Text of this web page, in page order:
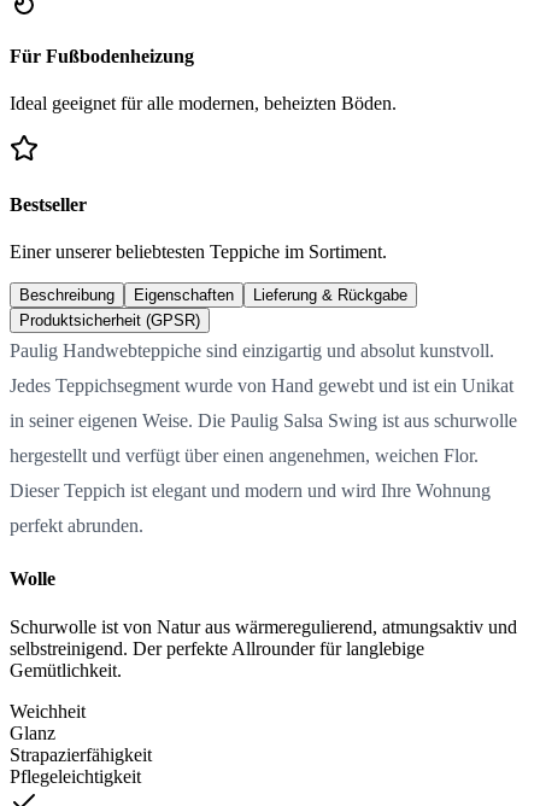
Für Fußbodenheizung
Ideal geeignet für alle modernen, beheizten Böden.
Bestseller
Einer unserer beliebtesten Teppiche im Sortiment.
Beschreibung Eigenschaften
Lieferung & Rückgabe
Produktsicherheit (GPSR)
Paulig Handwebteppiche sind einzigartig und absolut kunstvoll.
Jedes Teppichsegment wurde von Hand gewebt und ist ein Unikat
in seiner eigenen Weise. Die Paulig Salsa Swing ist aus schurwolle
hergestellt und verfügt über einen angenehmen, weichen Flor.
Dieser Teppich ist elegant und modern und wird Ihre Wohnung
perfekt abrunden.
Wolle
Schurwolle ist von Natur aus wärmeregulierend, atmungsaktiv und
selbstreinigend. Der perfekte Allrounder für langlebige
Gemütlichkeit.
Weichheit
Glanz
Strapazierfähigkeit
Pflegeleichtigkeit